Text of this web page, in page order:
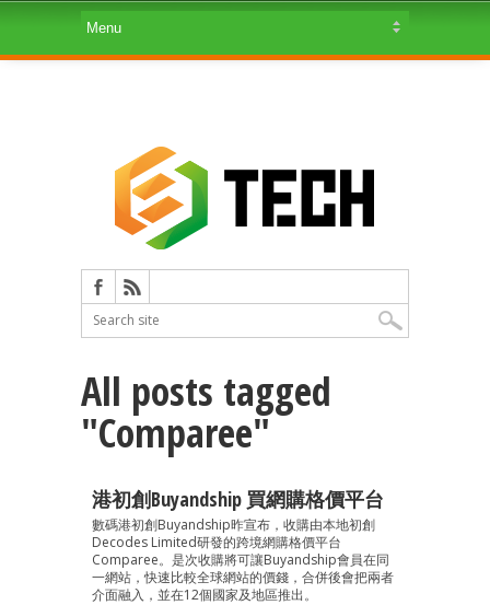
All posts tagged
"Comparee"
港初創Buyandship 買網購格價平台
數碼港初創Buyandship昨宣布，收購由本地初創
Decodes Limited研發的跨境網購格價平台
Comparee。是次收購將可讓Buyandship會員在同
一網站，快速比較全球網站的價錢，合併後會把兩者
介面融入，並在12個國家及地區推出。